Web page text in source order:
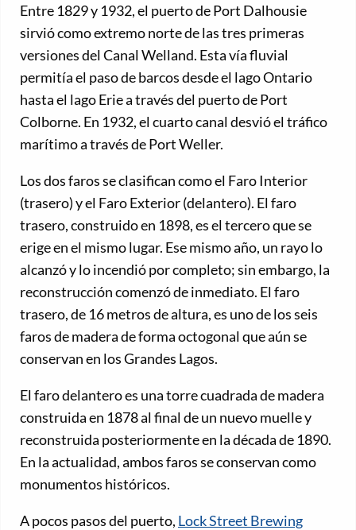
Entre 1829 y 1932, el puerto de Port Dalhousie
sirvió como extremo norte de las tres primeras
versiones del Canal Welland. Esta vía fluvial
permitía el paso de barcos desde el lago Ontario
hasta el lago Erie a través del puerto de Port
Colborne. En 1932, el cuarto canal desvió el tráfico
marítimo a través de Port Weller.
Los dos faros se clasifican como el Faro Interior
(trasero) y el Faro Exterior (delantero). El faro
trasero, construido en 1898, es el tercero que se
erige en el mismo lugar. Ese mismo año, un rayo lo
alcanzó y lo incendió por completo; sin embargo, la
reconstrucción comenzó de inmediato. El faro
trasero, de 16 metros de altura, es uno de los seis
faros de madera de forma octogonal que aún se
conservan en los Grandes Lagos.
El faro delantero es una torre cuadrada de madera
construida en 1878 al final de un nuevo muelle y
reconstruida posteriormente en la década de 1890.
En la actualidad, ambos faros se conservan como
monumentos históricos.
A pocos pasos del puerto, Lock Street Brewing